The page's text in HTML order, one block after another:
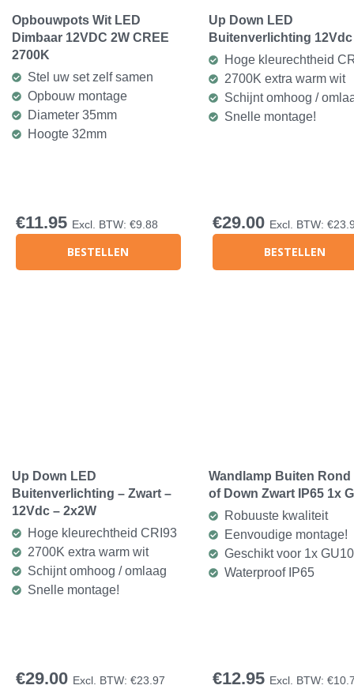
Opbouwpots Wit LED
Dimbaar 12VDC 2W CREE
2700K
Stel uw set zelf samen
Opbouw montage
Diameter 35mm
Hoogte 32mm
€11.95 Excl. BTW: €9.88
BESTELLEN
Up Down LED
Buitenverlichting 12Vdc
Hoge kleurechtheid
2700K extra warm wit
Schijnt omhoog /
Snelle montage!
€29.00 Excl. BTW: €
BESTELLEN
Up Down LED
Buitenverlichting – Zwart –
12Vdc – 2x2W
Hoge kleurechtheid CRI93
2700K extra warm wit
Schijnt omhoog / omlaag
Snelle montage!
€29.00 Excl. BTW: €23.97
Wandlamp Buiten Rond
of Down Zwart IP65 1x
Robuuste kwaliteit
Eenvoudige montage!
Geschikt voor 1x
Waterproof IP65
€12.95 Excl. BTW: €